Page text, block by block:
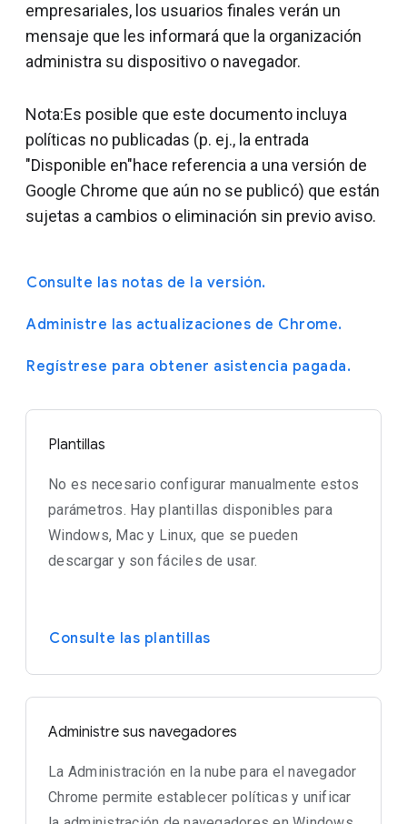
empresariales, los usuarios finales verán un
mensaje que les informará que la organización
administra su dispositivo o navegador.
Nota:Es posible que este documento incluya
políticas no publicadas (p. ej., la entrada
"Disponible en"hace referencia a una versión de
Google Chrome que aún no se publicó) que están
sujetas a cambios o eliminación sin previo aviso.
Consulte las notas de la versión.
Administre las actualizaciones de Chrome.
Regístrese para obtener asistencia pagada.
Plantillas
No es necesario configurar manualmente estos
parámetros. Hay plantillas disponibles para
Windows, Mac y Linux, que se pueden
descargar y son fáciles de usar.
Consulte las plantillas
Administre sus navegadores
La Administración en la nube para el navegador
Chrome permite establecer políticas y unificar